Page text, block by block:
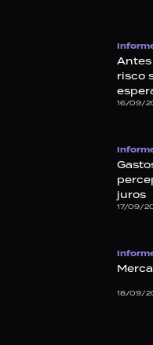
risco
16/09/
juros
17/09/
18/09/